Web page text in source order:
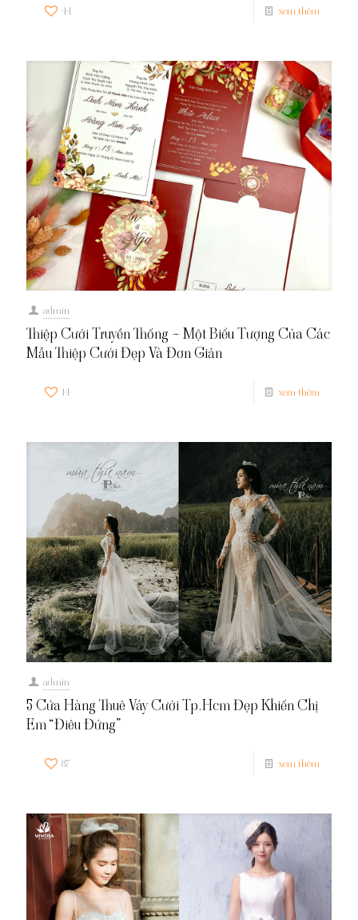
44 xem thêm
admin
Thiệp Cưới Truyền Thống – Một Biểu Tượng Của Các
Mẫu Thiệp Cưới Đẹp Và Đơn Giản
14 xem thêm
admin
5 Cửa Hàng Thuê Váy Cưới Tp.Hcm Đẹp Khiến Chị
Em “Điêu Đứng”
87 xem thêm